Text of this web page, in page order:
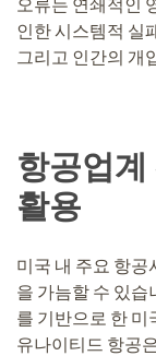
인한 시스템적 실
그리고 인간의 개
항공업계
활용
미국 내 주요 항
을 가늠할 수 있
를 기반으로 한 미
유나이티드 항공